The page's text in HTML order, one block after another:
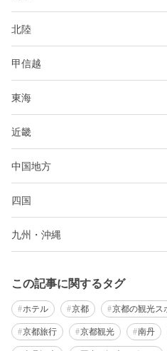
北陸
甲信越
東海
近畿
中国地方
四国
九州・沖縄
この記事に関するタグ
ホテル 京都 京都の観光ス
京都旅行 京都観光 南丹